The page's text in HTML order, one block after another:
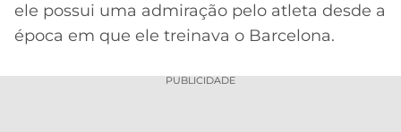
MELHORES
DE
FLAMENGO
FLUMINENSE
PREMIER
LEAGUE
ele possui uma admiração pelo atleta desde a
época em que ele treinava o Barcelona.
PUBLICIDADE